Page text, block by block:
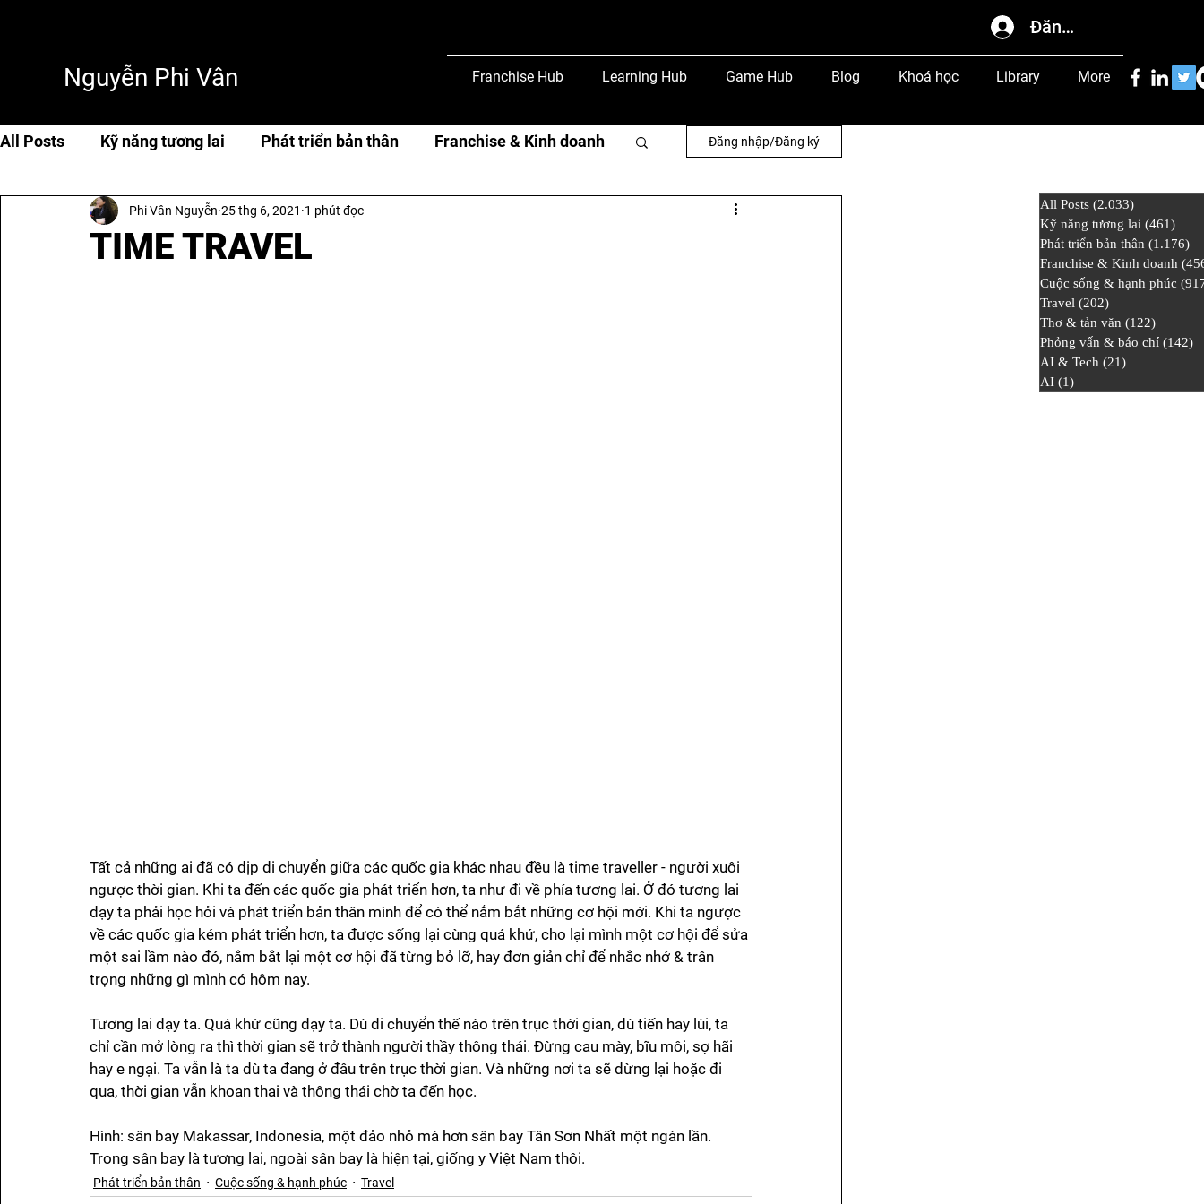
Đăng nhập
Nguyễn Phi Vân Franchise Hub Learning Hub Game Hub Blog Khoá học Library More
All Posts Kỹ năng tương lai Phát triển bản thân Franchise & Kinh doanh
Cuộc sống & hạnh phúc Travel Thơ & tản văn
Đăng nhập/Đăng ký
TIME TRAVEL
Phi Vân Nguyễn 25 thg 6, 2021 1 phút đọc
Tất cả những ai đã có dịp di chuyển giữa các quốc gia khác nhau đều là time traveller - người xuôi
ngược thời gian. Khi ta đến các quốc gia phát triển hơn, ta như đi về phía tương lai. Ở đó tương lai
dạy ta phải học hỏi và phát triển bản thân mình để có thể nắm bắt những cơ hội mới. Khi ta ngược
về các quốc gia kém phát triển hơn, ta được sống lại cùng quá khứ, cho lại mình một cơ hội để sửa
một sai lầm nào đó, nắm bắt lại một cơ hội đã từng bỏ lỡ, hay đơn giản chỉ để nhắc nhớ & trân
trọng những gì mình có hôm nay.
Tương lai dạy ta. Quá khứ cũng dạy ta. Dù di chuyển thế nào trên trục thời gian, dù tiến hay lùi, ta
chỉ cần mở lòng ra thì thời gian sẽ trở thành người thầy thông thái. Đừng cau mày, bĩu môi, sợ hãi
hay e ngại. Ta vẫn là ta dù ta đang ở đâu trên trục thời gian. Và những nơi ta sẽ dừng lại hoặc đi
qua, thời gian vẫn khoan thai và thông thái chờ ta đến học.
Hình: sân bay Makassar, Indonesia, một đảo nhỏ mà hơn sân bay Tân Sơn Nhất một ngàn lần.
Trong sân bay là tương lai, ngoài sân bay là hiện tại, giống y Việt Nam thôi.
Phát triển bản thân Cuộc sống & hạnh phúc Travel
All Posts (2.033)
Kỹ năng tương lai (461)
Phát triển bản thân (1.176)
Franchise & Kinh doanh
Cuộc sống & hạnh phúc
Travel (202)
Thơ & tản văn (122)
Phỏng vấn & báo chí (142)
AI & Tech (21)
AI (1)